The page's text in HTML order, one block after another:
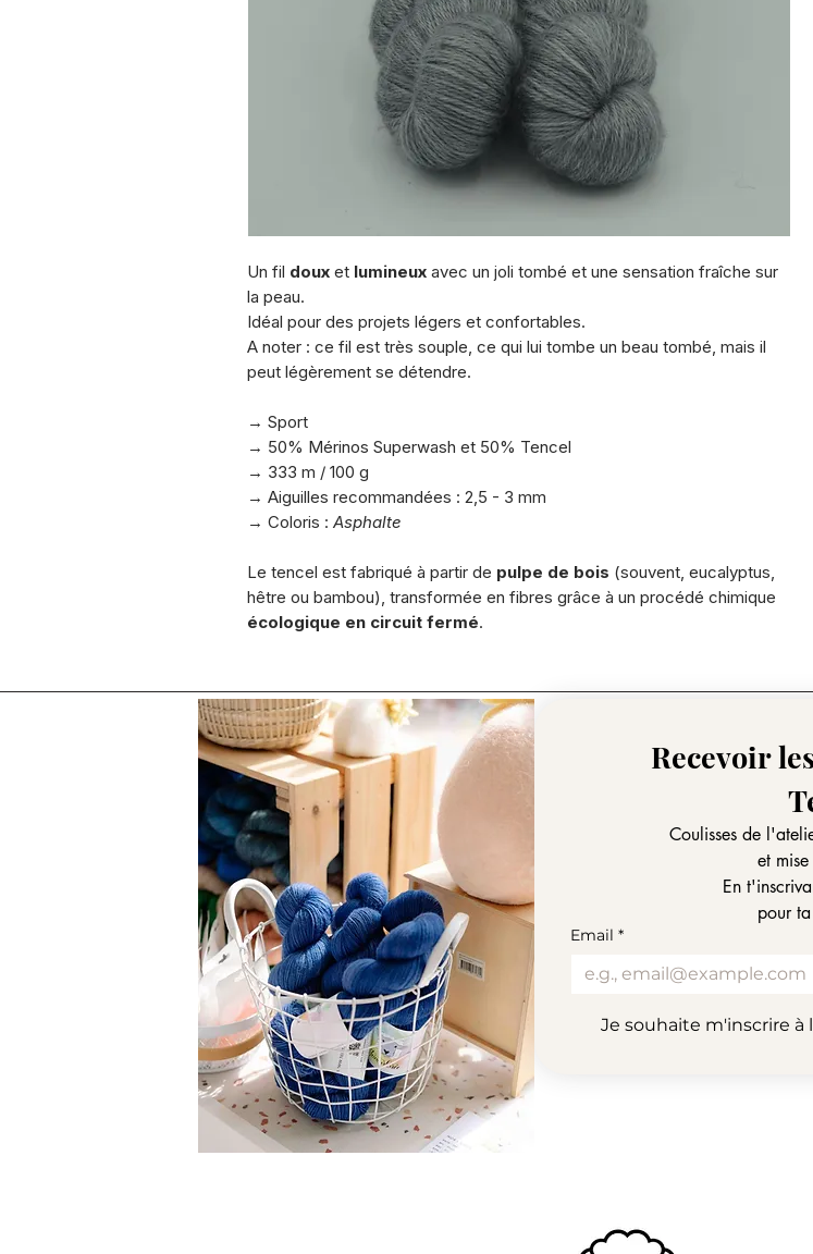
Un fil doux et lumineux avec un joli tombé et une sensation fraîche sur
la peau.
Idéal pour des projets légers et confortables.
A noter : ce fil est très souple, ce qui lui tombe un beau tombé, mais il
peut légèrement se détendre.
→ Sport
→ 50% Mérinos Superwash et 50% Tencel
→ 333 m / 100 g
→ Aiguilles recommandées : 2,5 - 3 mm
→ Coloris : Asphalte
Le tencel est fabriqué à partir de pulpe de bois (souvent, eucalyptus,
hêtre ou bambou), transformée en fibres grâce à un procédé chimique
écologique en circuit fermé.
Recevoir
Coulisses de
et
En
pour
Email *
Je souhaite m'inscrire